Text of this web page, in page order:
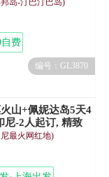
岛-汀巴汀巴岛)
费
编号：GL3870
山+佩妮达岛5天4
尼-2人起订, 精致
最火网红地)